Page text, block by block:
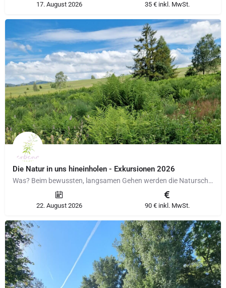
17. August 2026 35 € inkl. MwSt.
Die Natur in uns hineinholen - Exkursionen 2026
Was? Beim bewussten, langsamen Gehen werden die Naturschätze mit allen Sinnen wahrgenommen. Mit einem…
22. August 2026 90 € inkl. MwSt.